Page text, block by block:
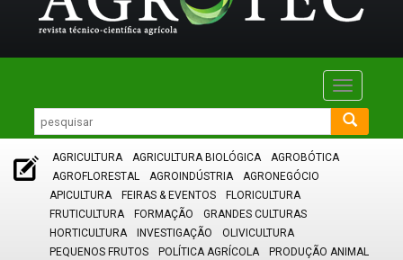
Toggle
AGRICULTURA AGRICULTURA BIOLÓGICA
AGROBÓTICA
AGROFLORESTAL
AGROINDÚSTRIA
AGRONEGÓCIO
APICULTURA
FEIRAS & EVENTOS
FLORICULTURA
FRUTICULTURA
FORMAÇÃO
GRANDES CULTURAS
HORTICULTURA
INVESTIGAÇÃO
OLIVICULTURA
PEQUENOS FRUTOS
POLÍTICA AGRÍCOLA
PRODUÇÃO ANIMAL